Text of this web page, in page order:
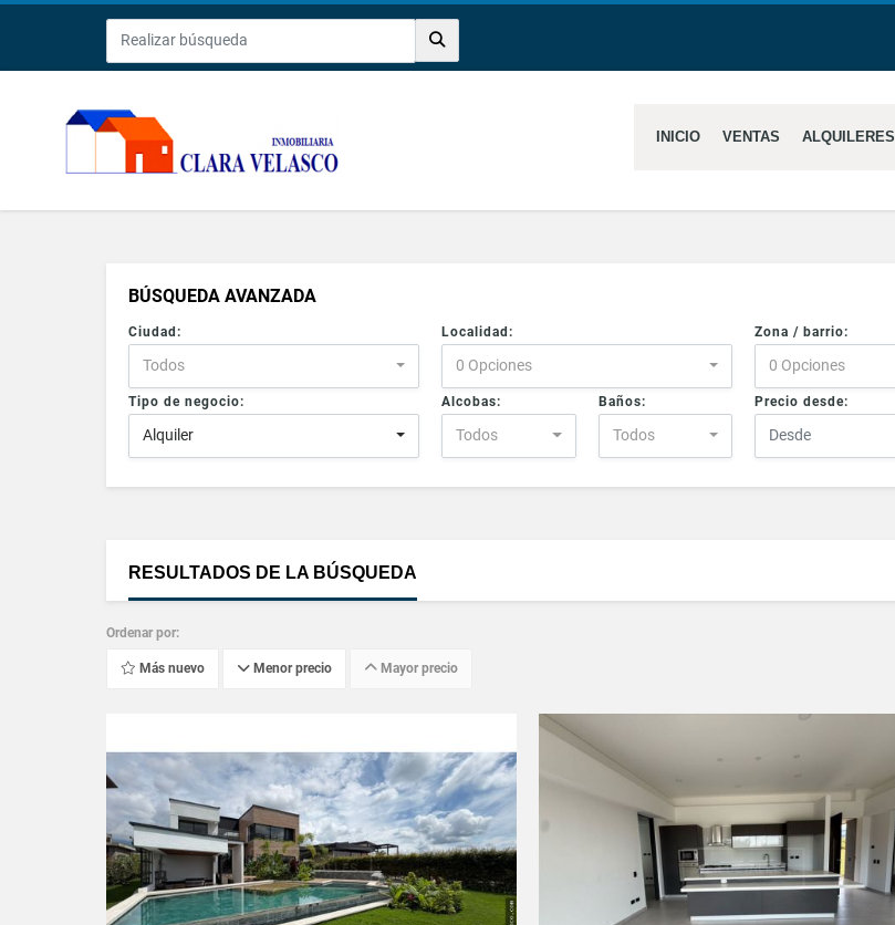
INICIO VENTAS ALQUILERES
BÚSQUEDA AVANZADA
Ciudad:
Todos
Localidad:
0 Opciones
Zona / barrio:
0 Opciones
Tipo de negocio:
Alquiler
Alcobas:
Todos
Baños:
Todos
Precio desde:
RESULTADOS DE LA BÚSQUEDA
Ordenar por:
Más nuevo Menor precio Mayor precio
VER DETALLES VER DETALLES